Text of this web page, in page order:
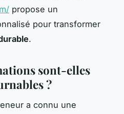
propose un
pour transformer
.
sont-elles
?
a connu une